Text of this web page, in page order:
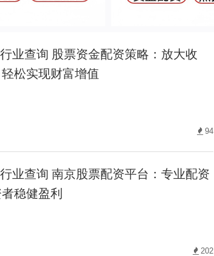
业查询 股票资金配资策略：放大收
松实现财富增值
94
业查询 南京股票配资平台：专业配资
稳健盈利
202